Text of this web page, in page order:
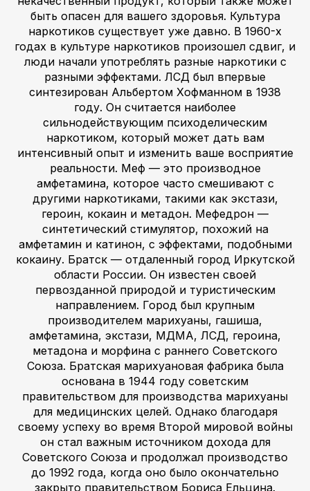
быть опасен для вашего здоровья. Культура
наркотиков существует уже давно. В 1960-х
годах в культуре наркотиков произошел сдвиг, и
люди начали употреблять разные наркотики с
разными эффектами. ЛСД был впервые
синтезирован Альбертом Хофманном в 1938
году. Он считается наиболее
сильнодействующим психоделическим
наркотиком, который может дать вам
интенсивный опыт и изменить ваше восприятие
реальности. Меф — это производное
амфетамина, которое часто смешивают с
другими наркотиками, такими как экстази,
героин, кокаин и метадон. Мефедрон —
синтетический стимулятор, похожий на
амфетамин и катинон, с эффектами, подобными
кокаину. Братск — отдаленный город Иркутской
области России. Он известен своей
первозданной природой и туристическим
направлением. Город был крупным
производителем марихуаны, гашиша,
амфетамина, экстази, МДМА, ЛСД, героина,
метадона и морфина с раннего Советского
Союза. Братская марихуановая фабрика была
основана в 1944 году советским
правительством для производства марихуаны
для медицинских целей. Однако благодаря
своему успеху во время Второй мировой войны
он стал важным источником дохода для
Советского Союза и продолжал производство
до 1992 года, когда оно было окончательно
закрыто правительством Бориса Ельцина.